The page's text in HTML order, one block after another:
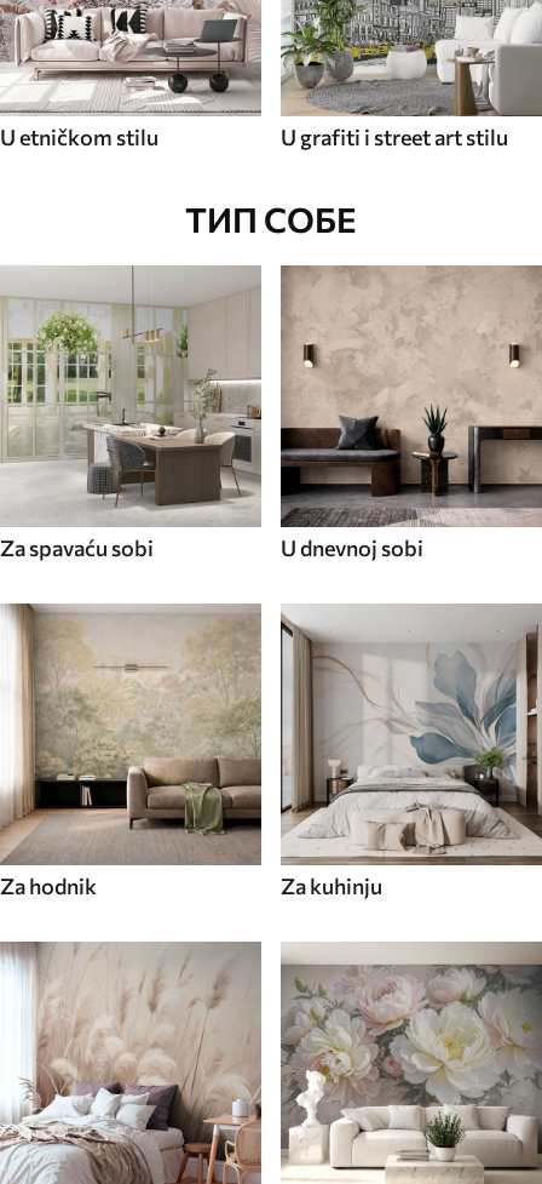
U etničkom stilu U grafiti i street art stilu
ТИП СОБЕ
Za spavaću sobi U dnevnoj sobi
Za hodnik Za kuhinju